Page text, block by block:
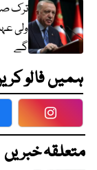
ترک
ولی
گے
ہمیں فالو
متعلقہ خبریں